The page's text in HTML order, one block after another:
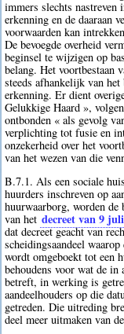
immers slechts nastreven
erkenning en de daaraan
voorwaarden kan
De bevoegde overheid
beginsel te wijzigen op
belang. Het voortbestaan
steeds afhankelijk van het
erkenning. Er dient
Gelukkige Haard »,
ontbonden « als gevolg
verplichting tot fusie en
onzekerheid over het
van het wezen van die
B.7.1. Als een sociale
huurders inschreven op
huurwaarborg, worden de
van het decreet van 9
dat decreet geacht van
scheidingsaandeel
wordt omgeboekt tot een
behoudens voor wat de
betreft, in werking is
aandeelhouders op die
getreden. Die uitreding
deel meer uitmaken van